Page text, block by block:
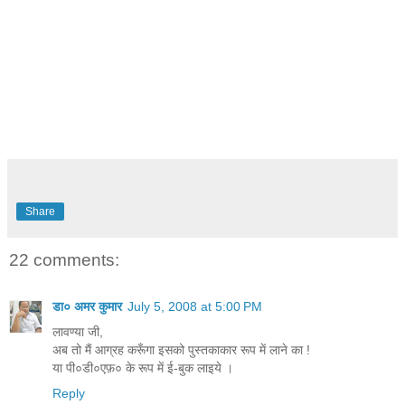
Share
22 comments:
डा० अमर कुमार July 5, 2008 at 5:00 PM
लावण्या जी,
अब तो मैं आग्रह करूँगा इसको पुस्तकाकार रूप में लाने का !
या पी०डी०एफ़० के रूप में ई-बुक लाइये ।
Reply